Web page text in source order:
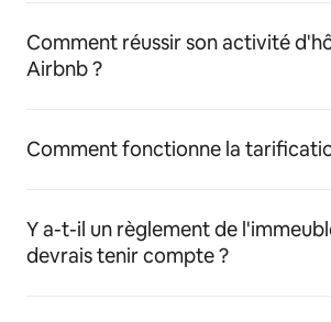
Comment réussir son activité
Airbnb ?
Comment fonctionne la
Y a-t-il un règlement de
devrais tenir compte ?